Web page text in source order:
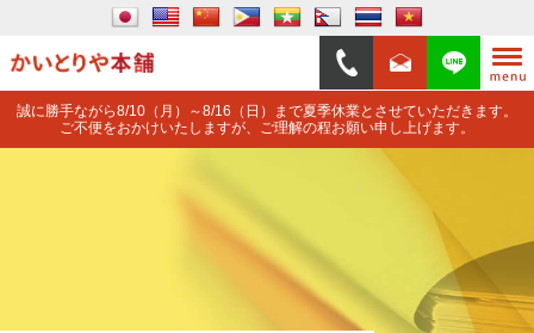
誠に勝手ながら8/10（月）～8/16（日）まで夏季休業とさせていただきます。
ご不便をおかけいたしますが、ご理解の程お願い申し上げます。